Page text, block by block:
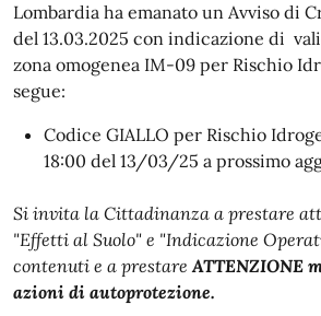
Lombardia ha emanato un Avviso di
del 13.03.2025 con indicazione di
zona omogenea IM-09 per Rischio
segue:
Codice GIALLO per Rischio
18:00 del 13/03/25 a prossimo
Si invita la Cittadinanza a prestare
"Effetti al Suolo" e "Indicazione
contenuti e a prestareATTENZIONE
azioni di autoprotezione.